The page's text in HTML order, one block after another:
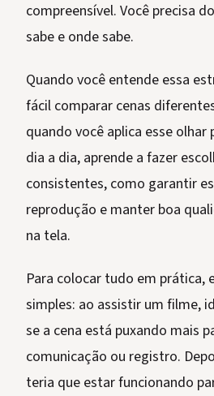
compreensível. Você precisa
sabe e onde sabe.
Quando você entende essa
fácil comparar cenas
quando você aplica esse
dia a dia, aprende a fazer
consistentes, como garantir
reprodução e manter boa
na tela.
Para colocar tudo em prática,
simples: ao assistir um filme,
se a cena está puxando mais
comunicação ou registro.
teria que estar funcionando